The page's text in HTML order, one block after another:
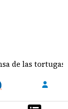
marinas